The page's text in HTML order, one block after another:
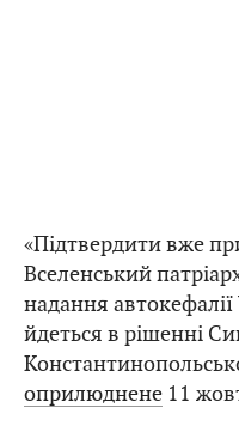
«Підтвердити вже
Вселенський
надання автокефалії
йдеться в рішенні
оприлюднене 11